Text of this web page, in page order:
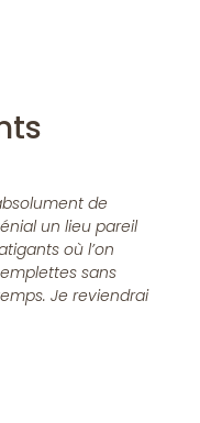
de
un lieu pareil
où l’on
sans
Je reviendrai